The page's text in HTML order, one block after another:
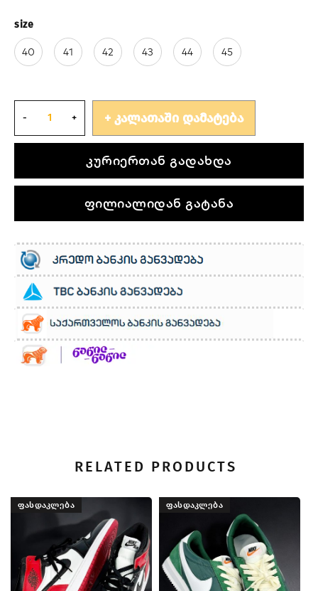
size
40 41 42 43 44 45
ᲙᲐᲚᲐᲗᲐᲨᲘ ᲓᲐᲛᲐᲢᲔᲑᲐ
კურიერთან გადახდა
ფილიალიდან გატანა
RELATED PRODUCTS
ᲤᲐᲡᲓᲐᲙᲚᲔᲑᲐ ᲤᲐᲡᲓᲐᲙᲚᲔᲑᲐ